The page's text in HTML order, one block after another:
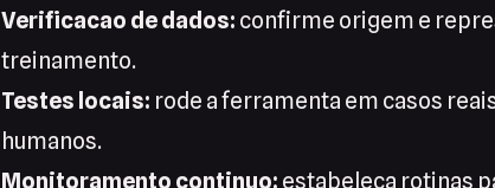
Verificacao de dados: confirme origem e
treinamento.
Testes locais: rode a ferramenta em casos
humanos.
Monitoramento continuo: estabeleca rotinas